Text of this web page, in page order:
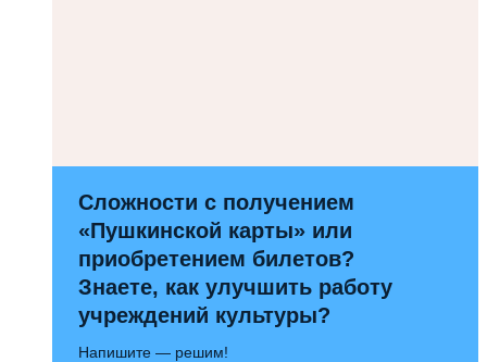
Сложности с получением
«Пушкинской карты» или
приобретением билетов?
Знаете, как улучшить работу
учреждений культуры?
Напишите — решим!